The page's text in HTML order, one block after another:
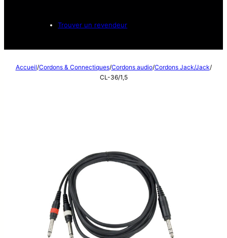
Trouver un revendeur
Accueil/Cordons & Connectiques/Cordons audio/Cordons Jack/Jack/
CL-36/1,5